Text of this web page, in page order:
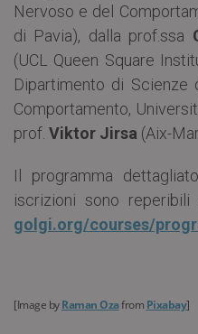
Nervoso e del
di Pavia), dalla prof.ssa
(UCL Queen Square
Dipartimento di
Comportamento,
prof. Viktor Jirsa (Aix-
Il programma
iscrizioni sono reperibili
golgi.org/courses/
[Image byRaman Ozafrom Pixabay]